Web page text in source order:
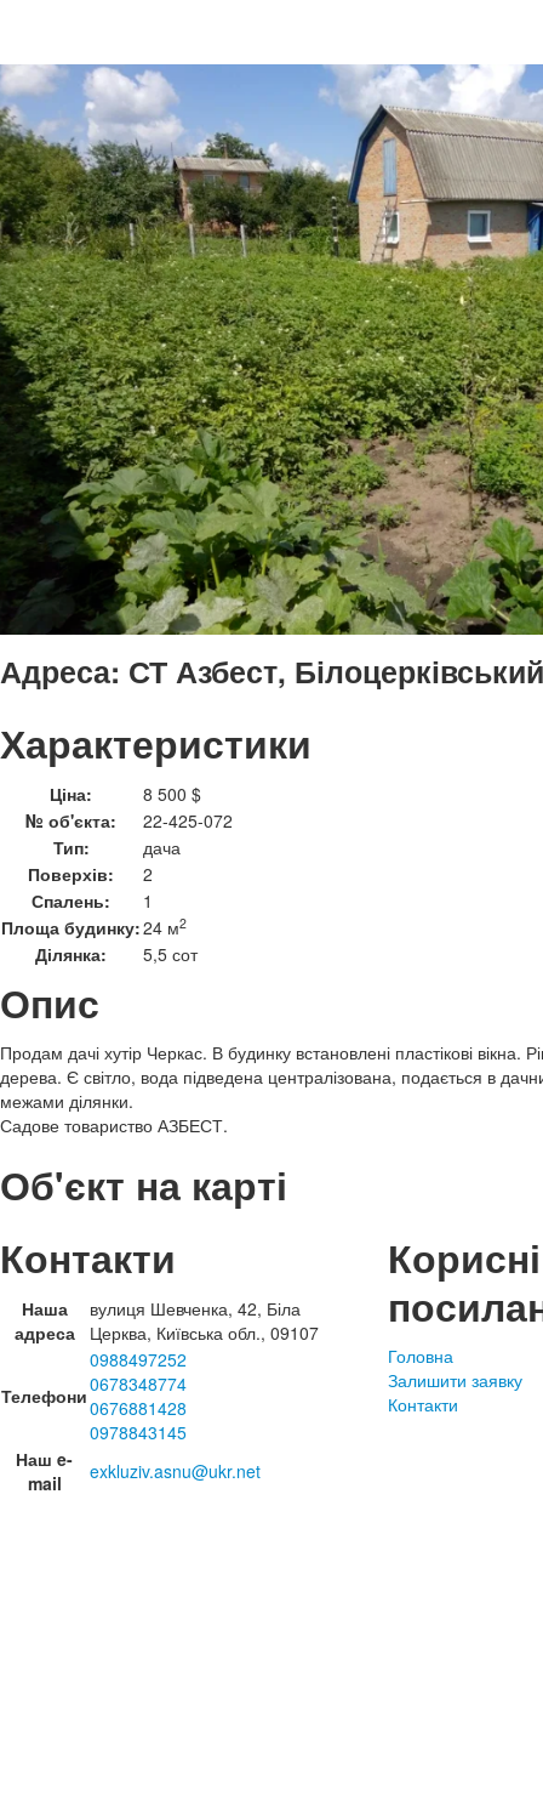
Адреса: СТ Азбест,
Характеристики
Ціна:
8 500 $
№ об'єкта:
22-425-072
Тип:
дача
Поверхів:
2
Спалень:
1
Площа будинку:24 м2
Ділянка: 5,5 сот
Опис
Продам дачі хутір Черкас. В будинку встановлені пластікові вікна.
дерева. Є світло, вода підведена централізована, подається в
межами ділянки.
Садове товариство АЗБЕСТ.
Об'єкт на карті
Контакти
Наша
адреса
вулиця Шевченка, 42, Біла
Церква, Київська обл., 09107
Телефони
0988497252
0678348774
0676881428
0978843145
Наш e-
mail
exkluziv.asnu@ukr.net
Корисні
Головна
Залишити заявку
Контакти